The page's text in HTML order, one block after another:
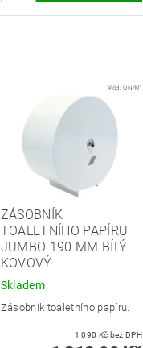
Kód:UN401
ZÁSOBNÍK
TOALETNÍHO PAPÍRU
JUMBO 190 MM BÍLÝ
KOVOVÝ
Skladem
Zásobník toaletního papíru.
1 090 Kč bez DPH